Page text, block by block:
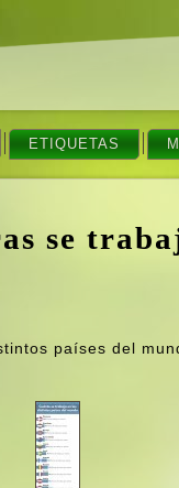
ETIQUETAS
se
paí­ses del